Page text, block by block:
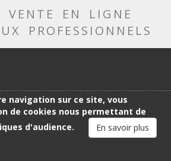
VENTE EN LIGNE
PROFESSIONNELS
vente
navigation sur ce site, vous
de cookies nous permettant de
d'audience.
En savoir plus